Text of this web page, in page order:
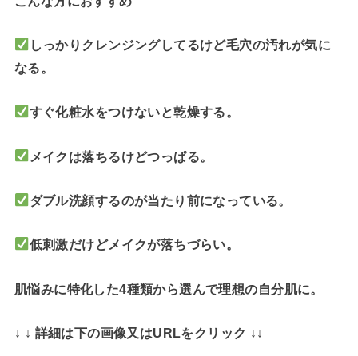
しっかりクレンジングしてるけど毛穴の汚れが気に
なる。
すぐ化粧水をつけないと乾燥する。
メイクは落ちるけどつっぱる。
ダブル洗顔するのが当たり前になっている。
低刺激だけどメイクが落ちづらい。
肌悩みに特化した4種類から選んで理想の自分肌に。
↓ ↓ 詳細は下の画像又はURLをクリック ↓↓